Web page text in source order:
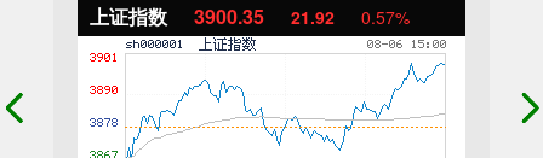
上证指数 3900.35 21.92 0.57%